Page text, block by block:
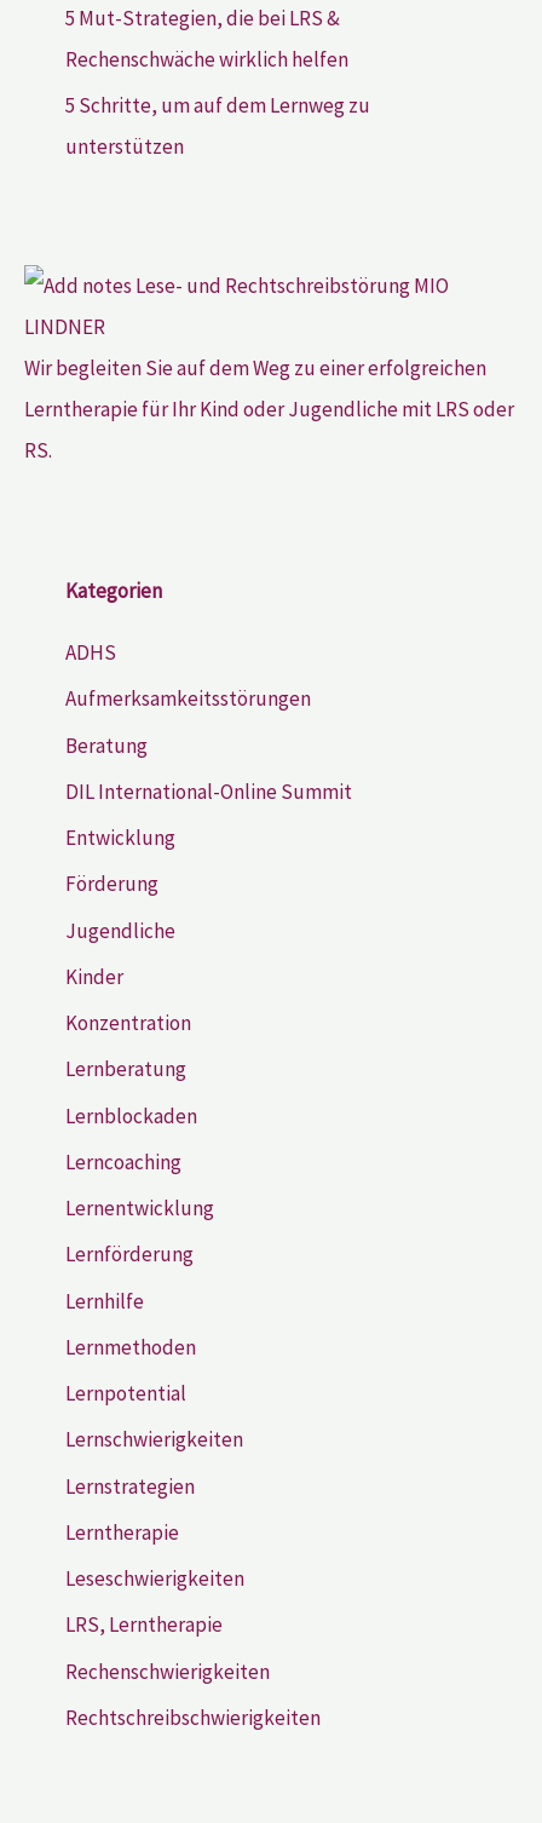
5 Mut-Strategien, die bei LRS &
Rechenschwäche wirklich helfen
5 Schritte, um auf dem Lernweg zu
unterstützen
Wir begleiten Sie auf dem Weg zu einer erfolgreichen
Lerntherapie für Ihr Kind oder Jugendliche mit LRS oder
RS.
Kategorien
ADHS
Aufmerksamkeitsstörungen
Beratung
DIL International-Online Summit
Entwicklung
Förderung
Jugendliche
Kinder
Konzentration
Lernberatung
Lernblockaden
Lerncoaching
Lernentwicklung
Lernförderung
Lernhilfe
Lernmethoden
Lernpotential
Lernschwierigkeiten
Lernstrategien
Lerntherapie
Leseschwierigkeiten
LRS, Lerntherapie
Rechenschwierigkeiten
Rechtschreibschwierigkeiten